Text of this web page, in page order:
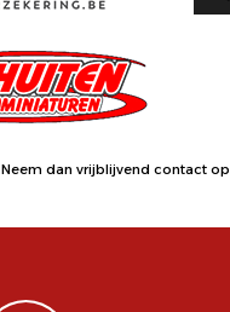
Neem dan vrijblijvend contact op